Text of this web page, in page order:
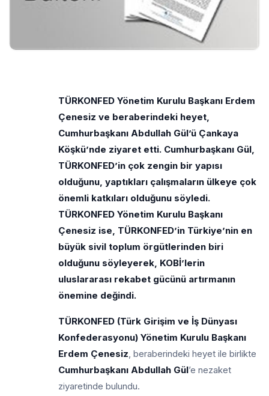
TÜRKONFED Yönetim Kurulu Başkanı Erdem
Çenesiz ve beraberindeki heyet,
Cumhurbaşkanı Abdullah Gül’ü Çankaya
Köşkü’nde ziyaret etti. Cumhurbaşkanı Gül,
TÜRKONFED’in çok zengin bir yapısı
olduğunu, yaptıkları çalışmaların ülkeye çok
önemli katkıları olduğunu söyledi.
TÜRKONFED Yönetim Kurulu Başkanı
Çenesiz ise, TÜRKONFED’in Türkiye’nin en
büyük sivil toplum örgütlerinden biri
olduğunu söyleyerek, KOBİ’lerin
uluslararası rekabet gücünü artırmanın
önemine değindi.
TÜRKONFED (Türk Girişim ve İş Dünyası
Konfederasyonu) Yönetim Kurulu Başkanı
Erdem Çenesiz , beraberindeki heyet ile birlikte
Cumhurbaşkanı Abdullah Gül’e nezaket
ziyaretinde bulundu.